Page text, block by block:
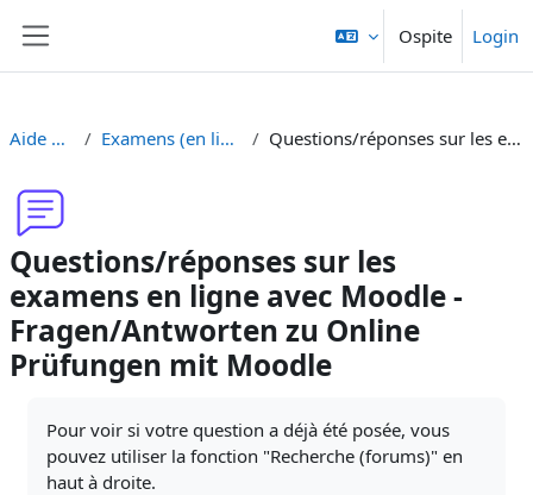
Ospite Login
Aide Moodle - Moodle Hilfe Examens (en ligne et sur papier) - Prüfungen (Online und Offline) Questions/réponses sur les examens en ligne avec Moodle - Fragen/Antworten zu Online Prüfungen mit Moodle
Questions/réponses sur les
examens en ligne avec Moodle -
Fragen/Antworten zu Online
Prüfungen mit Moodle
Pour voir si votre question a déjà été posée, vous
pouvez utiliser la fonction "Recherche (forums)" en
haut à droite.